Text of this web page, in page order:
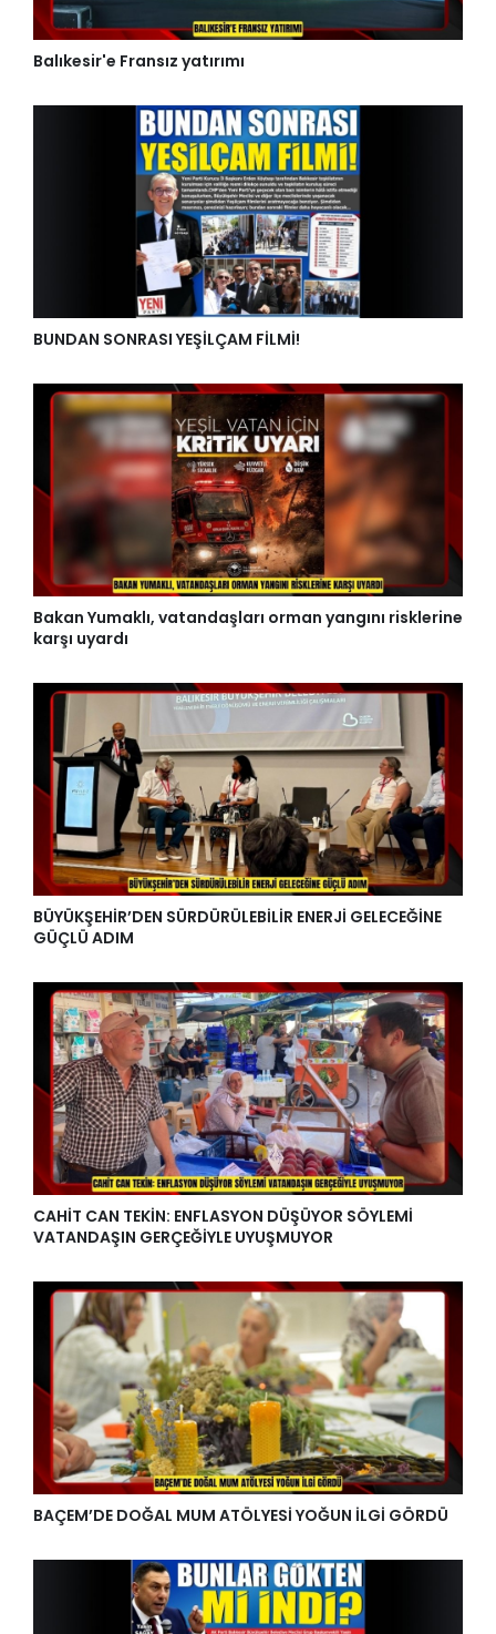
Balıkesir'e Fransız yatırımı
BUNDAN SONRASI YEŞİLÇAM FİLMİ!
Bakan Yumaklı, vatandaşları orman yangını risklerine
karşı uyardı
BÜYÜKŞEHİR’DEN SÜRDÜRÜLEBİLİR ENERJİ GELECEĞİNE
GÜÇLÜ ADIM
CAHİT CAN TEKİN: ENFLASYON DÜŞÜYOR SÖYLEMİ
VATANDAŞIN GERÇEĞİYLE UYUŞMUYOR
BAÇEM’DE DOĞAL MUM ATÖLYESİ YOĞUN İLGİ GÖRDÜ